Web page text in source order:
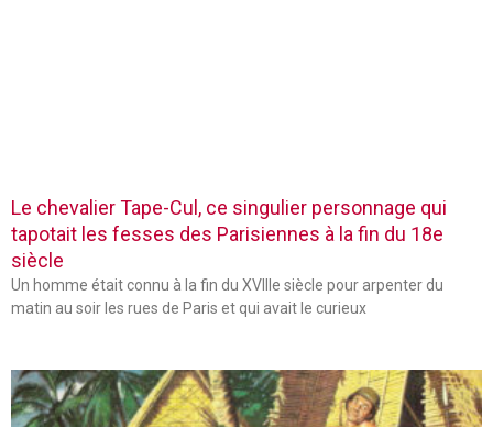
Le chevalier Tape-Cul, ce singulier personnage qui
tapotait les fesses des Parisiennes à la fin du 18e
siècle
Un homme était connu à la fin du XVIIIe siècle pour arpenter du
matin au soir les rues de Paris et qui avait le curieux